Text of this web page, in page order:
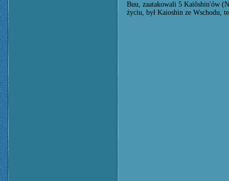
Buu, zaatakowali 5 Kaiôshin'ów
życiu, był Kaioshin ze Wschodu,